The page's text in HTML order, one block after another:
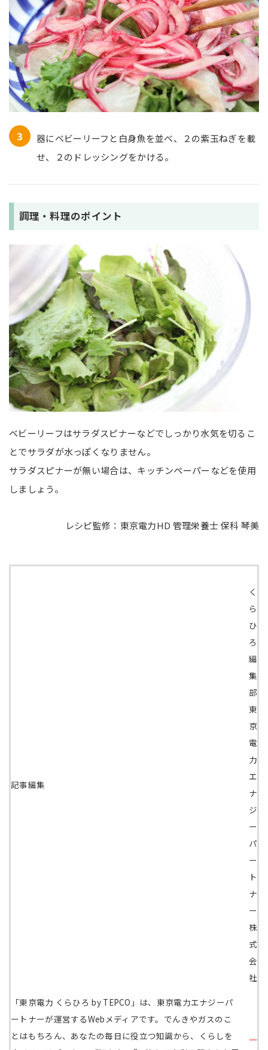
器にベビーリーフと白身魚を並べ、２の紫玉ねぎを載
せ、２のドレッシングをかける。
調理・料理のポイント
ベビーリーフはサラダスピナーなどでしっかり水気を切るこ
とでサラダが水っぽくなりません。
サラダスピナーが無い場合は、キッチンペーパーなどを使用
しましょう。
レシピ監修：東京電力HD 管理栄養士 保科 琴美
記事編集
く
ら
ひ
ろ
編
集
部
東
京
電
力
エ
ナ
ジ
ー
パ
ー
ト
ナ
ー
株
式
会
社
「東京電力 くらひろ by TEPCO」は、東京電力エナジーパ
ートナーが運営するWebメディアです。でんきやガスのこ
とはもちろん、あなたの毎日に役立つ知識から、くらしを